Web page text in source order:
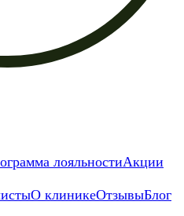
лояльностиАкции
О клиникеОтзывыБлог